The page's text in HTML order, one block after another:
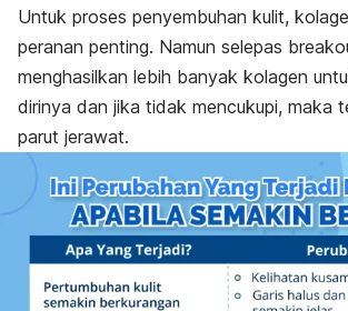
Untuk proses penyembuhan kulit,
peranan penting. Namun selepas
menghasilkan lebih banyak kolagen
dirinya dan jika tidak mencukupi, maka
parut jerawat.